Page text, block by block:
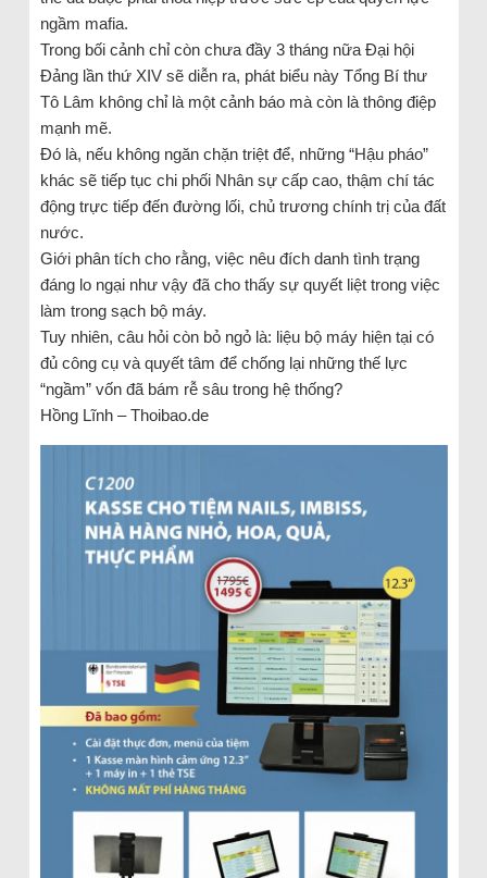
ngầm mafia.
Trong bối cảnh chỉ còn chưa đầy 3 tháng nữa Đại hội
Đảng lần thứ XIV sẽ diễn ra, phát biểu này Tổng Bí thư
Tô Lâm không chỉ là một cảnh báo mà còn là thông điệp
mạnh mẽ.
Đó là, nếu không ngăn chặn triệt để, những “Hậu pháo”
khác sẽ tiếp tục chi phối Nhân sự cấp cao, thậm chí tác
động trực tiếp đến đường lối, chủ trương chính trị của đất
nước.
Giới phân tích cho rằng, việc nêu đích danh tình trạng
đáng lo ngại như vậy đã cho thấy sự quyết liệt trong việc
làm trong sạch bộ máy.
Tuy nhiên, câu hỏi còn bỏ ngỏ là: liệu bộ máy hiện tại có
đủ công cụ và quyết tâm để chống lại những thế lực
“ngầm” vốn đã bám rễ sâu trong hệ thống?
Hồng Lĩnh – Thoibao.de